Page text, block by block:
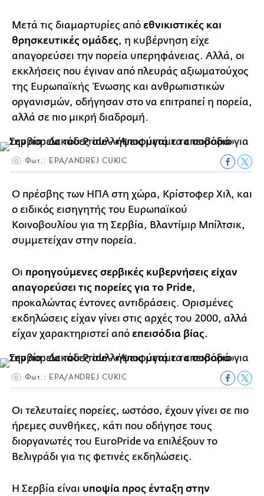
Μετά τις διαμαρτυρίες από εθνικιστικές και
θρησκευτικές ομάδες, η κυβέρνηση είχε
απαγορεύσει την πορεία υπερηφάνειας. Αλλά, οι
εκκλήσεις που έγιναν από πλευράς αξιωματούχος
της Ευρωπαϊκής Ένωσης και ανθρωπιστικών
οργανισμών, οδήγησαν στο να επιτραπεί η πορεία,
αλλά σε πιο μικρή διαδρομή.
Φωτ.: EPA/ANDREJ CUKIC
Ο πρέσβης των ΗΠΑ στη χώρα, Κρίστοφερ Χιλ, και
ο ειδικός εισηγητής του Ευρωπαϊκού
Κοινοβουλίου για τη Σερβία, Βλαντίμιρ Μπίλτσικ,
συμμετείχαν στην πορεία.
Οι προηγούμενες σερβικές κυβερνήσεις είχαν
απαγορεύσει τις πορείες για το Pride,
προκαλώντας έντονες αντιδράσεις. Ορισμένες
εκδηλώσεις είχαν γίνει στις αρχές του 2000, αλλά
είχαν χαρακτηριστεί από επεισόδια βίας.
Φωτ.: EPA/ANDREJ CUKIC
Οι τελευταίες πορείες, ωστόσο, έχουν γίνει σε πιο
ήρεμες συνθήκες, κάτι που οδήγησε τους
διοργανωτές του EuroPride να επιλέξουν το
Βελιγράδι για τις φετινές εκδηλώσεις.
Η Σερβία είναι υποψία προς ένταξη στην